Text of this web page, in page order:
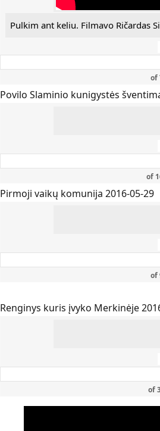
Pulkim ant keliu. Filmavo Ričardas
of
Povilo Slaminio kunigystės
of
Pirmoji vaikų komunija 2016-05-29
of
Renginys kuris įvyko Merkinėje
of